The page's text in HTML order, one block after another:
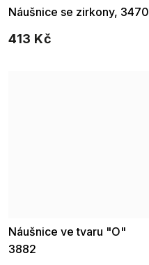
Náušnice se zirkony, 3470
413 Kč
Náušnice ve tvaru "O"
3882